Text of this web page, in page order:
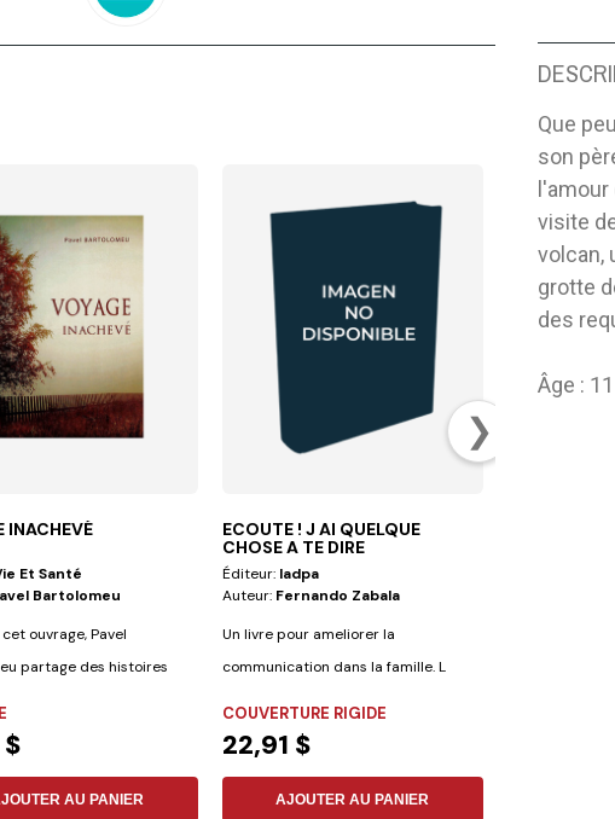
❯
INACHEVÉ
Et Santé
Bartolomeu
ouvrage, Pavel
partage des histoires
$
AU PANIER
ECOUTE ! J AI QUELQUE
CHOSE A TE DIRE
Éditeur: Iadpa
Auteur: Fernando Zabala
Un livre pour ameliorer la
communication dans la famille. L
COUVERTURE RIGIDE
22,91 $
AJOUTER AU PANIER
Que
son
visite
volcan,
grotte
des
Âge :